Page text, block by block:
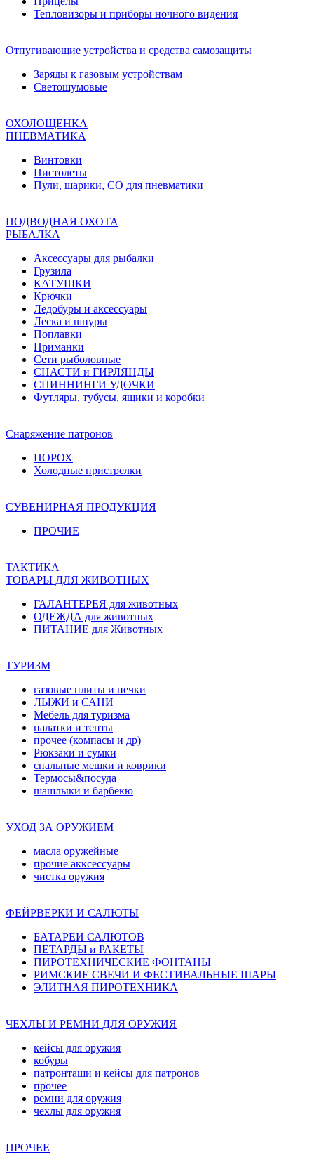
Тепловизоры и приборы ночного видения
Отпугивающие устройства и средства самозащиты
Заряды к газовым устройствам
Светошумовые
ОХОЛОЩЕНКА
ПНЕВМАТИКА
Винтовки
Пистолеты
Пули, шарики, СО для пневматики
ПОДВОДНАЯ ОХОТА
РЫБАЛКА
Аксессуары для рыбалки
Грузила
КАТУШКИ
Крючки
Ледобуры и аксессуары
Леска и шнуры
Поплавки
Приманки
Сети рыболовные
СНАСТИ и ГИРЛЯНДЫ
СПИННИНГИ УДОЧКИ
Футляры, тубусы, ящики и коробки
Снаряжение патронов
ПОРОХ
Холодные пристрелки
СУВЕНИРНАЯ ПРОДУКЦИЯ
ПРОЧИЕ
ТАКТИКА
ТОВАРЫ ДЛЯ ЖИВОТНЫХ
ГАЛАНТЕРЕЯ для животных
ОДЕЖДА для животных
ПИТАНИЕ для Животных
ТУРИЗМ
газовые плиты и печки
ЛЫЖИ и САНИ
Мебель для туризма
палатки и тенты
прочее (компасы и др)
Рюкзаки и сумки
спальные мешки и коврики
Термосы&посуда
шашлыки и барбекю
УХОД ЗА ОРУЖИЕМ
масла оружейные
прочие акксессуары
чистка оружия
ФЕЙРВЕРКИ И САЛЮТЫ
БАТАРЕИ САЛЮТОВ
ПЕТАРДЫ и РАКЕТЫ
ПИРОТЕХНИЧЕСКИЕ ФОНТАНЫ
РИМСКИЕ СВЕЧИ И ФЕСТИВАЛЬНЫЕ ШАРЫ
ЭЛИТНАЯ ПИРОТЕХНИКА
ЧЕХЛЫ И РЕМНИ ДЛЯ ОРУЖИЯ
кейсы для оружия
кобуры
патронташи и кейсы для патронов
прочее
ремни для оружия
чехлы для оружия
ПРОЧЕЕ